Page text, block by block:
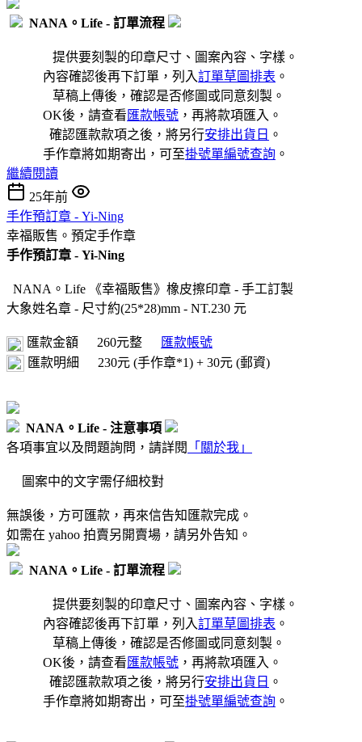
NANA。Life - 訂單流程
提供要刻製的印章尺寸、圖案內容、字樣。
內容確認後再下訂單，列入訂單草圖排表 。
草稿上傳後，確認是否修圖或同意刻製。
OK後，請查看 匯款帳號 ，再將款項匯入。
確認匯款款項之後，將另行安排出貨日 。
手作章將如期寄出，可至掛號單編號查詢 。
繼續閱讀
25年前
手作預訂章 - Yi-Ning
幸福販售。預定手作章
手作預訂章 - Yi-Ning
NANA。Life 《幸福販售》橡皮擦印章 - 手工訂製
大象姓名章 - 尺寸約(25*28)mm - NT.230 元
匯款金額 260元整
匯款帳號
匯款明細
230元 (手作章*1) + 30元 (郵資)
NANA。Life - 注意事項
各項事宜以及問題詢問，請詳閱
「關於我」
圖案中的文字需仔細校對
無誤後，方可匯款，再來信告知匯款完成。
如需在 yahoo 拍賣另開賣場，請另外告知。
NANA。Life - 訂單流程
提供要刻製的印章尺寸、圖案內容、字樣。
內容確認後再下訂單，列入訂單草圖排表 。
草稿上傳後，確認是否修圖或同意刻製。
OK後，請查看 匯款帳號 ，再將款項匯入。
確認匯款款項之後，將另行安排出貨日 。
手作章將如期寄出，可至掛號單編號查詢 。